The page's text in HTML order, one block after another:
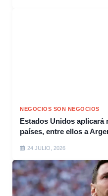
NEGOCIOS SON NEGOCIOS
Estados Unidos aplicará
países, entre ellos a
24 JULIO, 2026